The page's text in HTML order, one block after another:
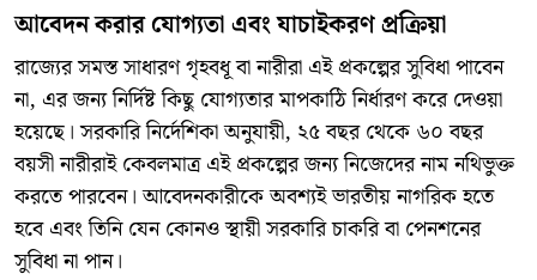
​আবেদন করার যোগ্যতা এবং যাচাইকরণ প্রক্রিয়া
​রাজ্যের সমস্ত সাধারণ গৃহবধূ বা নারীরা এই প্রকল্পের সুবিধা পাবেন
না, এর জন্য নির্দিষ্ট কিছু যোগ্যতার মাপকাঠি নির্ধারণ করে দেওয়া
হয়েছে। সরকারি নির্দেশিকা অনুযায়ী, ২৫ বছর থেকে ৬০ বছর
বয়সী নারীরাই কেবলমাত্র এই প্রকল্পের জন্য নিজেদের নাম নথিভুক্ত
করতে পারবেন। আবেদনকারীকে অবশ্যই ভারতীয় নাগরিক হতে
হবে এবং তিনি যেন কোনও স্থায়ী সরকারি চাকরি বা পেনশনের
সুবিধা না পান।